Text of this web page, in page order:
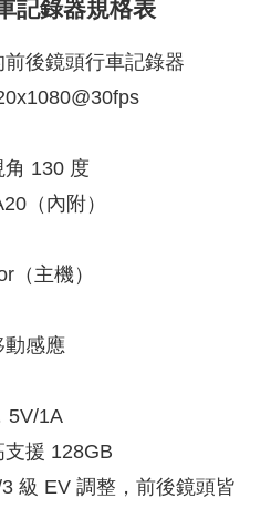
記錄器規格表
後鏡頭行車記錄器
130 度
（內附）
（主機）
動感應
5V/1A
援 128GB
級 EV 調整，前後鏡頭皆